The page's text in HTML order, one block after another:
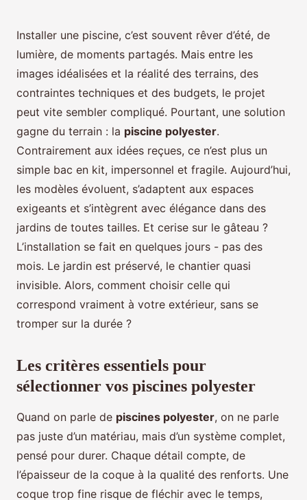
Installer une piscine, c’est souvent rêver d’été, de
lumière, de moments partagés. Mais entre les
images idéalisées et la réalité des terrains, des
contraintes techniques et des budgets, le projet
peut vite sembler compliqué. Pourtant, une solution
gagne du terrain : la piscine polyester.
Contrairement aux idées reçues, ce n’est plus un
simple bac en kit, impersonnel et fragile. Aujourd’hui,
les modèles évoluent, s’adaptent aux espaces
exigeants et s’intègrent avec élégance dans des
jardins de toutes tailles. Et cerise sur le gâteau ?
L’installation se fait en quelques jours - pas des
mois. Le jardin est préservé, le chantier quasi
invisible. Alors, comment choisir celle qui
correspond vraiment à votre extérieur, sans se
tromper sur la durée ?
Les critères essentiels pour
sélectionner vos piscines polyester
Quand on parle de piscines polyester, on ne parle
pas juste d’un matériau, mais d’un système complet,
pensé pour durer. Chaque détail compte, de
l’épaisseur de la coque à la qualité des renforts. Une
coque trop fine risque de fléchir avec le temps,